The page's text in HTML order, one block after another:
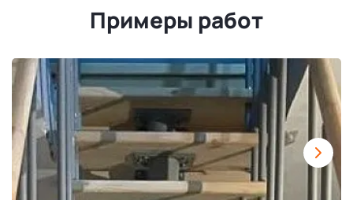
Примеры работ